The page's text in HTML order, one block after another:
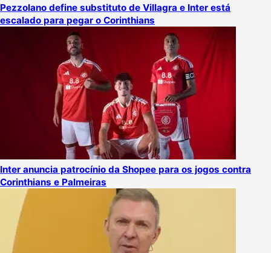
Pezzolano define substituto de Villagra e Inter está
escalado para pegar o Corinthians
Inter anuncia patrocínio da Shopee para os jogos contra
Corinthians e Palmeiras